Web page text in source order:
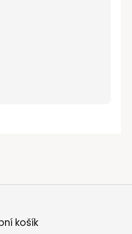
košík